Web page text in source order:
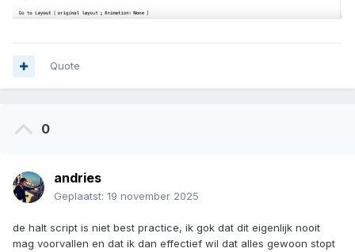
Quote
0
andries
Geplaatst: 19 november 2025
de halt script is niet best practice, ik gok dat dit eigenlijk nooit
mag voorvallen en dat ik dan effectief wil dat alles gewoon stopt